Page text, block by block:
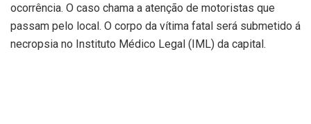
ocorrência. O caso chama a atenção de motoristas que
passam pelo local. O corpo da vítima fatal será submetido á
necropsia no Instituto Médico Legal (IML) da capital.